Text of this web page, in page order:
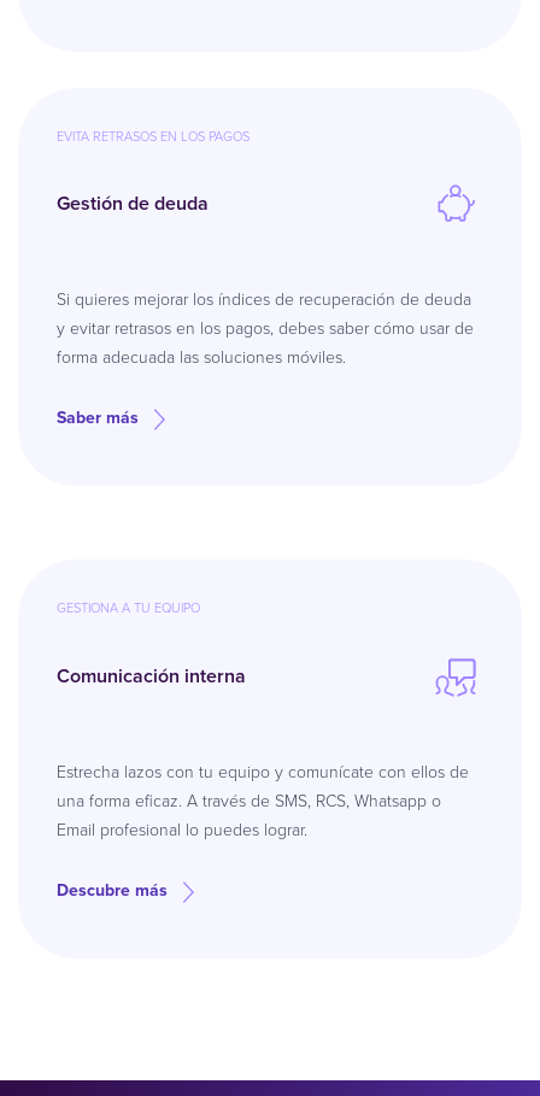
EVITA RETRASOS EN LOS PAGOS
Gestión de deuda
Si quieres mejorar los índices de recuperación de deuda
y evitar retrasos en los pagos, debes saber cómo usar de
forma adecuada las soluciones móviles.
Saber más
GESTIONA A TU EQUIPO
Comunicación interna
Estrecha lazos con tu equipo y comunícate con ellos de
una forma eficaz. A través de SMS, RCS, Whatsapp o
Email profesional lo puedes lograr.
Descubre más